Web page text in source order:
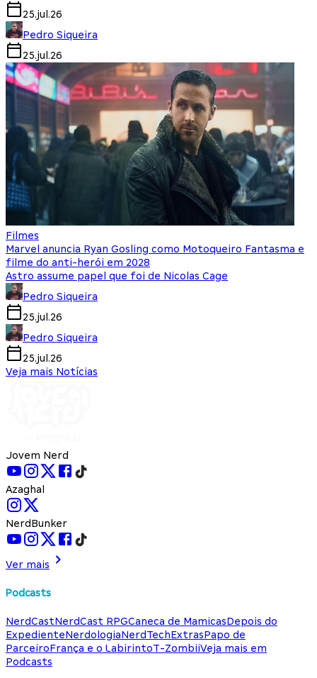
25.jul.26
Pedro Siqueira
25.jul.26
Filmes
Marvel anuncia Ryan Gosling como Motoqueiro Fantasma e
filme do anti-herói em 2028
Astro assume papel que foi de Nicolas Cage
Pedro Siqueira
25.jul.26
Pedro Siqueira
25.jul.26
Veja mais Notícias
Jovem Nerd
Azaghal
NerdBunker
Ver mais
Podcasts
NerdCastNerdCast RPGCaneca de MamicasDepois do
ExpedienteNerdologiaNerdTechExtrasPapo de
ParceiroFrança e o LabirintoT-ZombiiVeja mais em
Podcasts